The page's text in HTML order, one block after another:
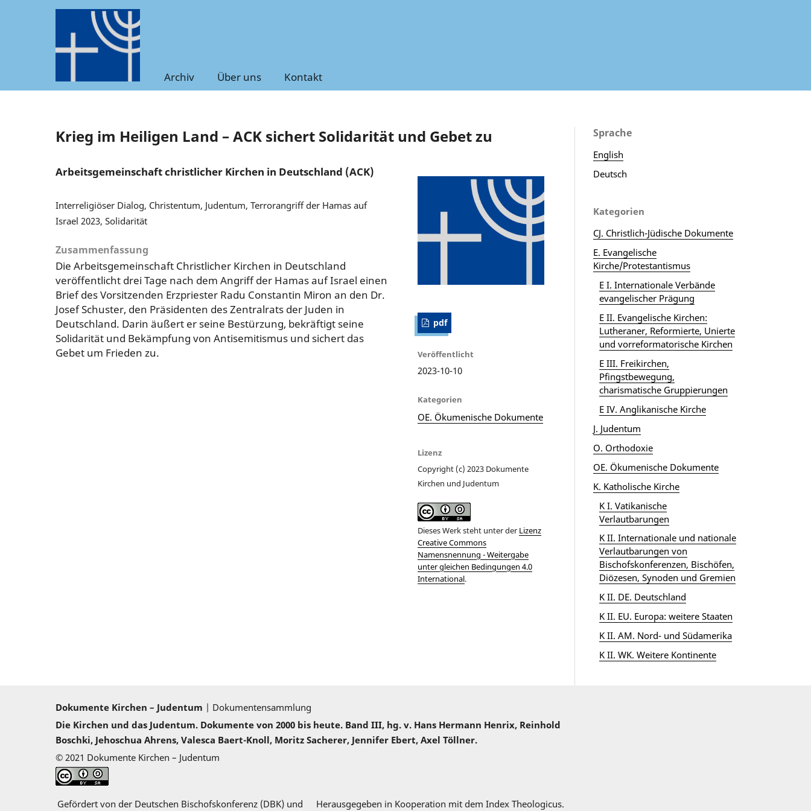
Archiv Über uns Kontakt
Krieg im Heiligen Land – ACK sichert Solidarität und Gebet zu
Arbeitsgemeinschaft christlicher Kirchen in Deutschland (ACK)
Interreligiöser Dialog, Christentum, Judentum, Terrorangriff der Hamas auf
Israel 2023, Solidarität
Zusammenfassung
Die Arbeitsgemeinschaft Christlicher Kirchen in Deutschland
veröffentlicht drei Tage nach dem Angriff der Hamas auf Israel einen
Brief des Vorsitzenden Erzpriester Radu Constantin Miron an den Dr.
Josef Schuster, den Präsidenten des Zentralrats der Juden in
Deutschland. Darin äußert er seine Bestürzung, bekräftigt seine
Solidarität und Bekämpfung von Antisemitismus und sichert das
Gebet um Frieden zu.
pdf
Veröffentlicht
2023-10-10
Kategorien
OE. Ökumenische Dokumente
Lizenz
Copyright (c) 2023 Dokumente
Kirchen und Judentum
Dieses Werk steht unter der Lizenz
Creative Commons
Namensnennung - Weitergabe
unter gleichen Bedingungen 4.0
International.
Sprache
English
Deutsch
Kategorien
CJ. Christlich-Jüdische Dokumente
E. Evangelische
Kirche/Protestantismus
E I. Internationale Verbände
evangelischer Prägung
E II. Evangelische Kirchen:
Lutheraner, Reformierte, Unierte
und vorreformatorische Kirchen
E III. Freikirchen,
Pfingstbewegung,
charismatische Gruppierungen
E IV. Anglikanische Kirche
J. Judentum
O. Orthodoxie
OE. Ökumenische Dokumente
K. Katholische Kirche
K I. Vatikanische
Verlautbarungen
K II. Internationale und nationale
Verlautbarungen von
Bischofskonferenzen, Bischöfen,
Diözesen, Synoden und Gremien
K II. DE. Deutschland
K II. EU. Europa: weitere Staaten
K II. AM. Nord- und Südamerika
K II. WK. Weitere Kontinente
Dokumente Kirchen – Judentum | Dokumentensammlung
Die Kirchen und das Judentum. Dokumente von 2000 bis heute. Band III, hg. v. Hans Hermann Henrix, Reinhold
Boschki, Jehoschua Ahrens, Valesca Baert-Knoll, Moritz Sacherer, Jennifer Ebert, Axel Töllner.
© 2021 Dokumente Kirchen – Judentum
Gefördert von der Deutschen Bischofskonferenz (DBK) und Herausgegeben in Kooperation mit dem Index Theologicus.